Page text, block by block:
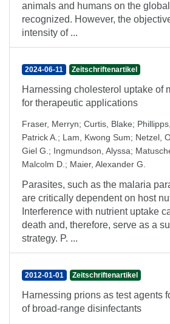
animals and humans on the
recognized. However, the
intensity of ...
2024-06-11 Zeitschriftenartikel
Harnessing cholesterol uptake of
for therapeutic applications
Fraser, Merryn; Curtis, Blake;
Patrick A. ; Lam, Kwong Sum; Netzel,
Giel G. ; Ingmundson, Alyssa;
Malcolm D. ; Maier, Alexander G.
Parasites, such as the malaria
are critically dependent on host
Interference with nutrient uptake
death and, therefore, serve as a
strategy. P. ...
2012-01-01 Zeitschriftenartikel
Harnessing prions as test agents
of broad-range disinfectants